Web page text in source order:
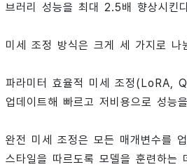
브러리 성능을 최대 2.5배 향상시킨
미세 조정 방식은 크게 세 가지로 나
파라미터 효율적 미세 조정(LoRA,
업데이트해 빠르고 저비용으로 성능
완전 미세 조정은 모든 매개변수를
스타일을 따르도록 모델을 훈련하는